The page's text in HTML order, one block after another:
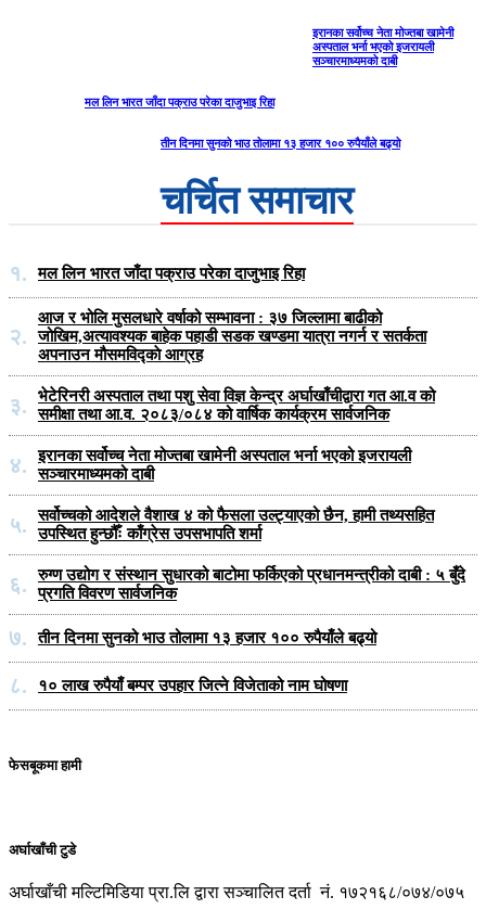
इरानका सर्वोच्च नेता मोज्तबा खामेनी
अस्पताल भर्ना भएको इजरायली
सञ्चारमाध्यमको दाबी
मल लिन भारत जाँदा पक्राउ परेका दाजुभाइ रिहा
तीन दिनमा सुनको भाउ तोलामा १३ हजार १०० रुपैयाँले बढ्यो
चर्चित समाचार
१. मल लिन भारत जाँदा पक्राउ परेका दाजुभाइ रिहा
२.
आज र भोलि मुसलधारे वर्षाको सम्भावना : ३७ जिल्लामा बाढीको
जोखिम,अत्यावश्यक बाहेक पहाडी सडक खण्डमा यात्रा नगर्न र सतर्कता
अपनाउन मौसमविद्काे आग्रह
३.
भेटेरिनरी अस्पताल तथा पशु सेवा विज्ञ केन्द्र अर्घाखाँचीद्वारा गत आ.व को
समीक्षा तथा आ.व. २०८३/०८४ को वार्षिक कार्यक्रम सार्वजनिक
४.
इरानका सर्वोच्च नेता मोज्तबा खामेनी अस्पताल भर्ना भएको इजरायली
सञ्चारमाध्यमको दाबी
५.
सर्वोच्चको आदेशले वैशाख ४ को फैसला उल्ट्याएको छैन, हामी तथ्यसहित
उपस्थित हुन्छौँः काँग्रेस उपसभापति शर्मा
६.
रुग्ण उद्योग र संस्थान सुधारको बाटोमा फर्किएको प्रधानमन्त्रीको दाबी : ५ बुँदे
प्रगति विवरण सार्वजनिक
७. तीन दिनमा सुनको भाउ तोलामा १३ हजार १०० रुपैयाँले बढ्यो
८. १० लाख रुपैयाँ बम्पर उपहार जित्ने विजेताको नाम घोषणा
फेसबूकमा हामी
अर्घाखाँची टुडे
अर्घाखाँची मल्टिमिडिया प्रा.लि द्वारा सञ्चालित दर्ता नं. १७२१६८/०७४/०७५